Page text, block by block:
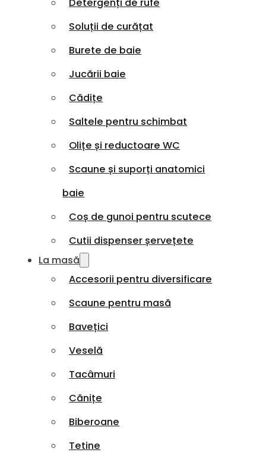
Soluții de curățat
Burete de baie
Jucării baie
Cădițe
Saltele pentru schimbat
Olițe și reductoare WC
Scaune și suporți anatomici
baie
Coș de gunoi pentru scutece
Cutii dispenser șervețete
La masă
Accesorii pentru diversificare
Scaune pentru masă
Bavețici
Veselă
Tacâmuri
Cănițe
Biberoane
Tetine